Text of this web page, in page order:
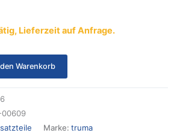
Lieferzeit auf Anfrage.
Warenkorb
Marke: truma